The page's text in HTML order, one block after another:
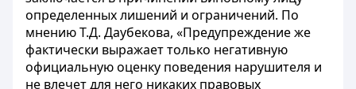
определенных лишений и ограничений. По
мнению Т.Д. Даубекова, «Предупреждение же
фактически выражает только негативную
официальную оценку поведения нарушителя и
не влечет для него никаких правовых